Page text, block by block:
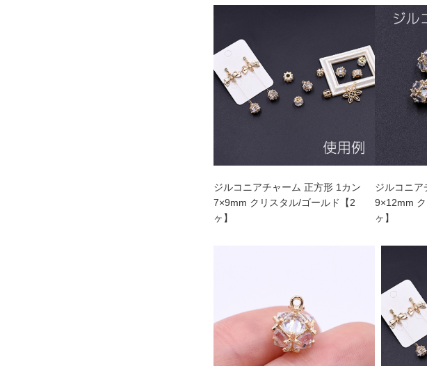
ジルコニアチャーム 正方形 1カン
7×9mm クリスタル/ゴールド【2
ヶ】
ジルコニア
9×12mm
ヶ】